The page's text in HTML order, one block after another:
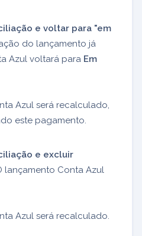
e voltar para "em
do lançamento já
Azul voltará para Em
Azul será recalculado,
este pagamento.
e excluir
lançamento Conta Azul
Azul será recalculado.